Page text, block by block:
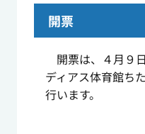
開票
開票は、４月９日
ディアス体育館ち
行います。